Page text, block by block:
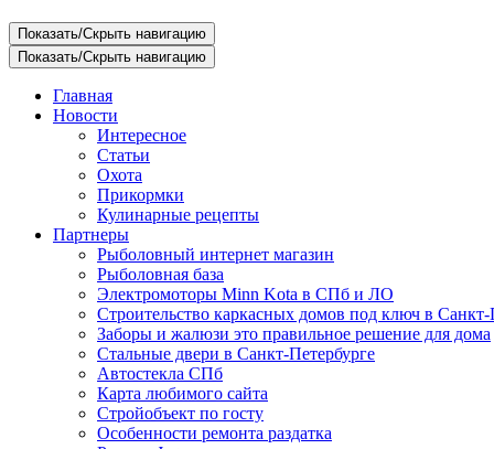
Показать/Скрыть навигацию
Показать/Скрыть навигацию
Главная
Новости
Интересное
Статьи
Охота
Прикормки
Кулинарные рецепты
Партнеры
Рыболовный интернет магазин
Рыболовная база
Электромоторы Minn Kota в СПб и ЛО
Строительство каркасных домов под ключ в Санкт-
Заборы и жалюзи это правильное решение для дома
Стальные двери в Санкт-Петербурге
Автостекла СПб
Карта любимого сайта
Стройобъект по госту
Особенности ремонта раздатка